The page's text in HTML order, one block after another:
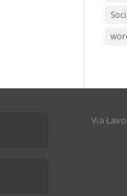
Via